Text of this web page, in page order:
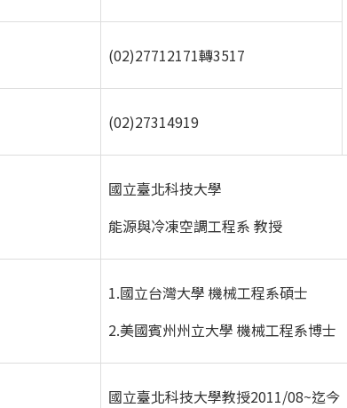
(02)27712171轉3517
(02)27314919
國立臺北科技大學
能源與冷凍空調工程系 教授
1.國立台灣大學 機械工程系碩士
2.美國賓州州立大學 機械工程系博士
國立臺北科技大學教授2011/08~迄今